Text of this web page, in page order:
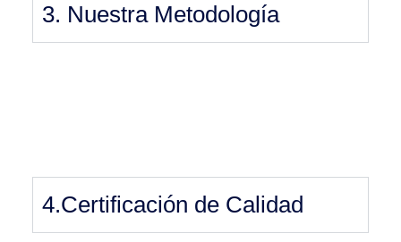
3. Nuestra Metodología
4.Certificación de Calidad